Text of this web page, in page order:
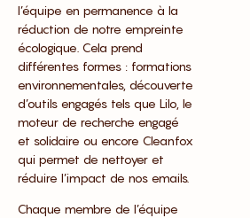
l’équipe en permanence à la
réduction de notre empreinte
écologique. Cela prend
différentes formes : formations
environnementales, découverte
d’outils engagés tels que Lilo, le
moteur de recherche engagé
et solidaire ou encore Cleanfox
qui permet de nettoyer et
réduire l’impact de nos emails.
Chaque membre de l’équipe